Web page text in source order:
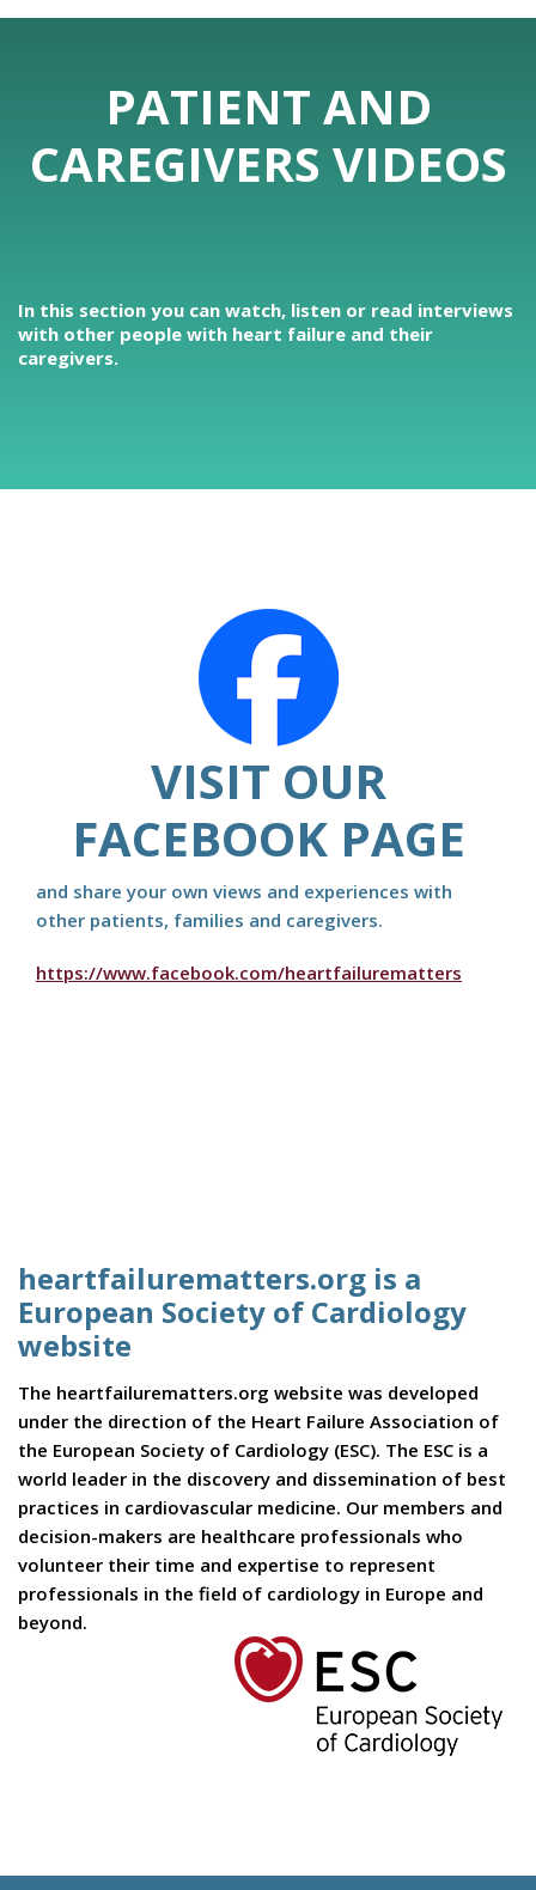
PATIENT AND
CAREGIVERS VIDEOS
In this section you can watch, listen or read interviews
with other people with heart failure and their
caregivers.
VISIT OUR
FACEBOOK PAGE
and share your own views and experiences with
other patients, families and caregivers.
https://www.facebook.com/heartfailurematters
heartfailurematters.org is a
European Society of Cardiology
website
The heartfailurematters.org website was developed
under the direction of the Heart Failure Association of
the European Society of Cardiology (ESC). The ESC is a
world leader in the discovery and dissemination of best
practices in cardiovascular medicine. Our members and
decision-makers are healthcare professionals who
volunteer their time and expertise to represent
professionals in the field of cardiology in Europe and
beyond.